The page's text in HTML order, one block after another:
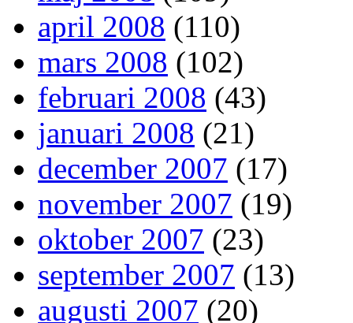
april 2008 (110)
mars 2008 (102)
februari 2008 (43)
januari 2008 (21)
december 2007 (17)
november 2007 (19)
oktober 2007 (23)
september 2007 (13)
augusti 2007 (20)